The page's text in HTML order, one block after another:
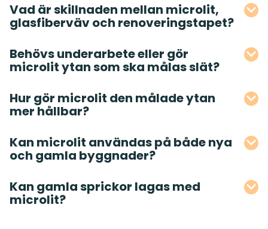
Vad är skillnaden mellan microlit,
glasfiberväv och renoveringstapet?
Behövs underarbete eller gör
microlit ytan som ska målas slät?
Hur gör microlit den målade ytan
mer hållbar?
Kan microlit användas på både nya
och gamla byggnader?
Kan gamla sprickor lagas med
microlit?